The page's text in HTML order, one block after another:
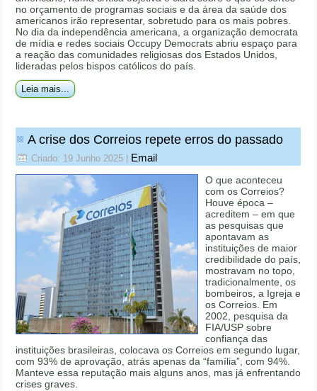
no orçamento de programas sociais e da área da saúde dos
americanos irão representar, sobretudo para os mais pobres.
No dia da independência americana, a organização democrata
de mídia e redes sociais Occupy Democrats abriu espaço para
a reação das comunidades religiosas dos Estados Unidos,
lideradas pelos bispos católicos do país.
Leia mais...
A crise dos Correios repete erros do passado
Criado: 19 Junho 2025 Email
O que aconteceu
com os Correios?
Houve época –
acreditem – em que
as pesquisas que
apontavam as
instituições de maior
credibilidade do país,
mostravam no topo,
tradicionalmente, os
bombeiros, a Igreja e
os Correios. Em
2002, pesquisa da
FIA/USP sobre
confiança das
instituições brasileiras, colocava os Correios em segundo lugar,
com 93% de aprovação, atrás apenas da “família”, com 94%.
Manteve essa reputação mais alguns anos, mas já enfrentando
crises graves.